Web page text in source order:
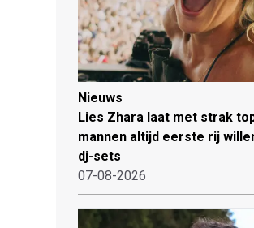
Nieuws
Lies Zhara laat met strak
mannen altijd eerste rij
dj-sets
07-08-2026